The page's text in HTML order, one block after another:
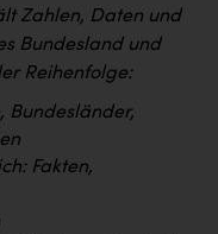
Zahlen, Daten und
Bundesland und
Reihenfolge:
Bundesländer,
Fakten,